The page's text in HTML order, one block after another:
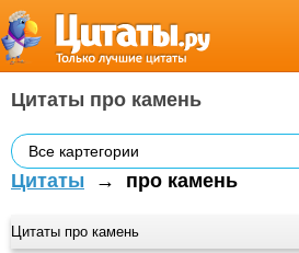
Цитаты про камень
Все картегории
Цитаты → про камень
Цитаты про камень